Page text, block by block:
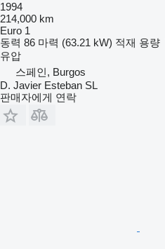
1994
214,000 km
Euro 1
동력 86 마력 (63.21 kW) 적재 용량
유압
스페인, Burgos
D. Javier Esteban SL
판매자에게 연락